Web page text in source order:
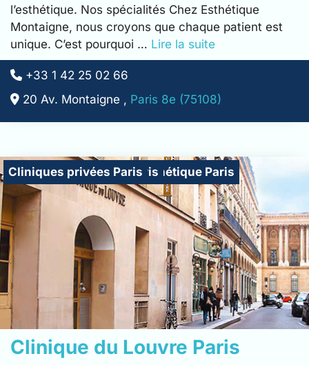
l’esthétique. Nos spécialités Chez Esthétique
Montaigne, nous croyons que chaque patient est
unique. C’est pourquoi … Lire la suite
+33 1 42 25 02 66
20 Av. Montaigne , Paris 8e (75108)
Cliniques de chirurgie esthétique Paris
Cliniques de la main Paris
Cliniques privées Paris
Clinique du Louvre Paris